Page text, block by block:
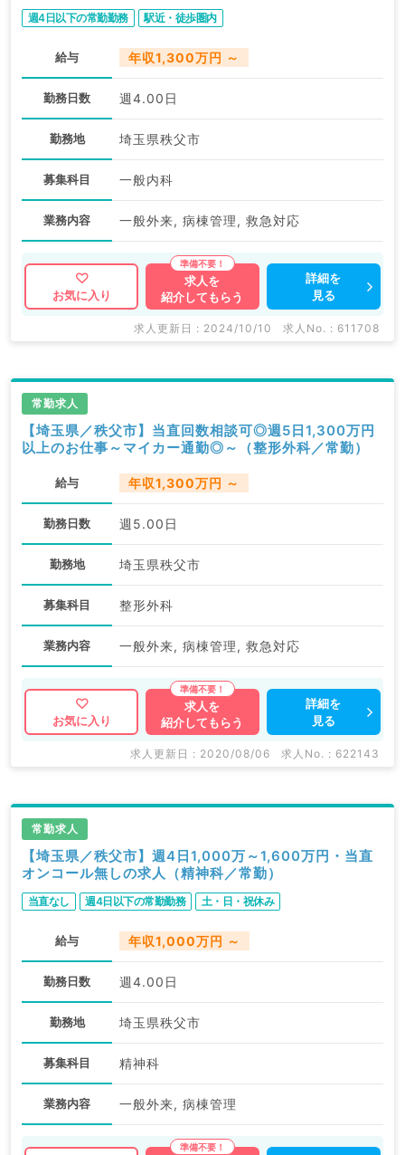
週4日以下の常勤勤務 駅近・徒歩圏内
給与 年収1,300万円 ～
勤務日数 週4.00日
勤務地 埼玉県秩父市
募集科目 一般内科
業務内容 一般外来, 病棟管理, 救急対応
お気に入り
求人を
紹介してもらう
詳細を
見る
求人更新日 : 2024/10/10 求人No. : 611708
常勤求人
【埼玉県／秩父市】当直回数相談可◎週5日1,300万円
以上のお仕事～マイカー通勤◎～（整形外科／常勤）
給与 年収1,300万円 ～
勤務日数 週5.00日
勤務地 埼玉県秩父市
募集科目 整形外科
業務内容 一般外来, 病棟管理, 救急対応
お気に入り
求人を
紹介してもらう
詳細を
見る
求人更新日 : 2020/08/06 求人No. : 622143
常勤求人
【埼玉県／秩父市】週4日1,000万～1,600万円・当直
オンコール無しの求人（精神科／常勤）
当直なし 週4日以下の常勤勤務 土・日・祝休み
給与 年収1,000万円 ～
勤務日数 週4.00日
勤務地 埼玉県秩父市
募集科目 精神科
業務内容 一般外来, 病棟管理